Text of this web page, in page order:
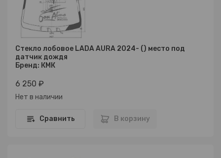
Стекло лобовое LADA AURA 2024- () место под
датчик дождя
Бренд: КМК
6 250 ₽
Нет в наличии
Сравнить В корзину